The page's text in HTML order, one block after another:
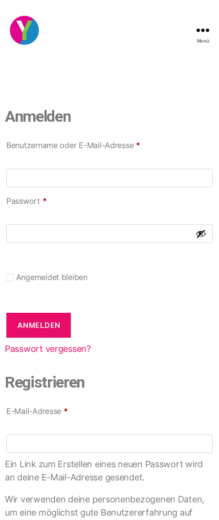
Menü
Anmelden
Benutzername oder E-Mail-Adresse *
Passwort *
Angemeldet bleiben
ANMELDEN
Passwort vergessen?
Registrieren
E-Mail-Adresse *
Ein Link zum Erstellen eines neuen Passwort wird
an deine E-Mail-Adresse gesendet.
Wir verwenden deine personenbezogenen Daten,
um eine möglichst gute Benutzererfahrung auf